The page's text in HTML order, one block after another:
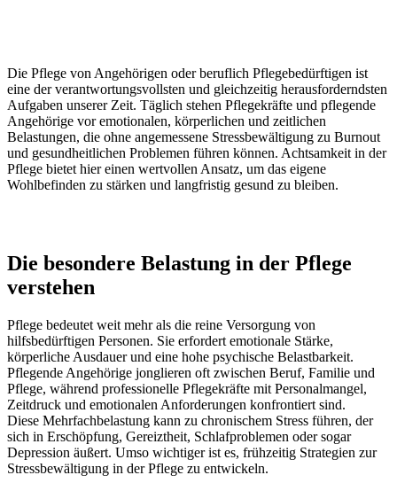
Die Pflege von Angehörigen oder beruflich Pflegebedürftigen ist
eine der verantwortungsvollsten und gleichzeitig herausforderndsten
Aufgaben unserer Zeit. Täglich stehen Pflegekräfte und pflegende
Angehörige vor emotionalen, körperlichen und zeitlichen
Belastungen, die ohne angemessene Stressbewältigung zu Burnout
und gesundheitlichen Problemen führen können. Achtsamkeit in der
Pflege bietet hier einen wertvollen Ansatz, um das eigene
Wohlbefinden zu stärken und langfristig gesund zu bleiben.
Die besondere Belastung in der Pflege
verstehen
Pflege bedeutet weit mehr als die reine Versorgung von
hilfsbedürftigen Personen. Sie erfordert emotionale Stärke,
körperliche Ausdauer und eine hohe psychische Belastbarkeit.
Pflegende Angehörige jonglieren oft zwischen Beruf, Familie und
Pflege, während professionelle Pflegekräfte mit Personalmangel,
Zeitdruck und emotionalen Anforderungen konfrontiert sind.
Diese Mehrfachbelastung kann zu chronischem Stress führen, der
sich in Erschöpfung, Gereiztheit, Schlafproblemen oder sogar
Depression äußert. Umso wichtiger ist es, frühzeitig Strategien zur
Stressbewältigung in der Pflege zu entwickeln.